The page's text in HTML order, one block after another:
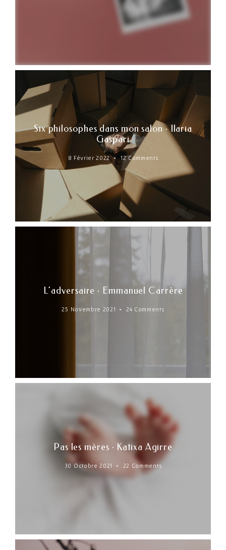
Six philosophes dans mon salon · Ilaria
Gaspari
8 Février 2022 12 Comments
L’adversaire · Emmanuel Carrère
25 Novembre 2021 24 Comments
Pas les mères · Katixa Agirre
30 Octobre 2021 22 Comments